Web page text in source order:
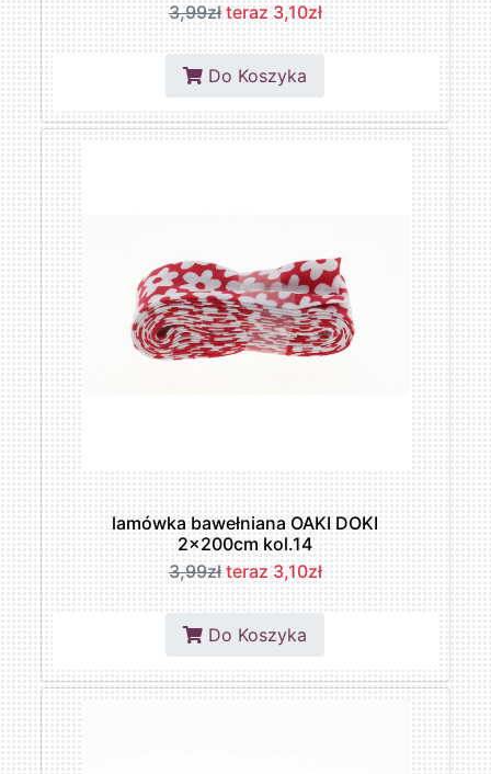
3,99zł teraz 3,10zł
Do Koszyka
lamówka bawełniana OAKI DOKI
2x200cm kol.14
3,99zł teraz 3,10zł
Do Koszyka